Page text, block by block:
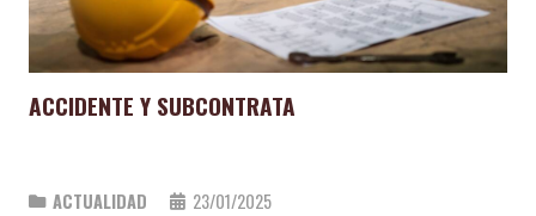
ACCIDENTE Y SUBCONTRATA
ACTUALIDAD
23/01/2025